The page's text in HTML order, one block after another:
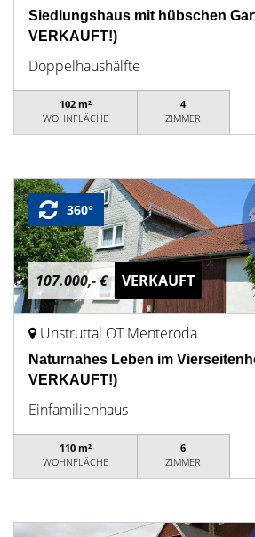
Siedlungshaus mit hübschen
VERKAUFT!)
Doppelhaushälfte
102 m²
WOHNFLÄCHE
4
ZIMMER
107.000,- € VERKAUFT
360°
Unstruttal OT Menteroda
Naturnahes Leben im
VERKAUFT!)
Einfamilienhaus
110 m²
WOHNFLÄCHE
6
ZIMMER